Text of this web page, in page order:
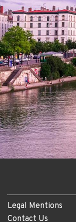
Legal Mentions
Contact Us